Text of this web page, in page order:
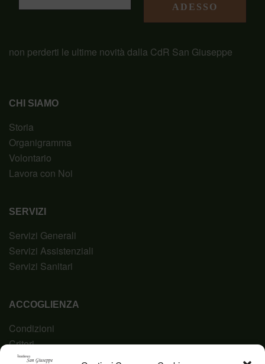
CHI SIAMO
Storia
Organigramma
Volontario
Lavora con Noi
SERVIZI
Servizi Generali
Servizi Assistenziali
Servizi Sanitari
ACCOGLIENZA
Condizioni
Criteri
Domanda
non perderti le ultime novità dalla CdR San Giuseppe